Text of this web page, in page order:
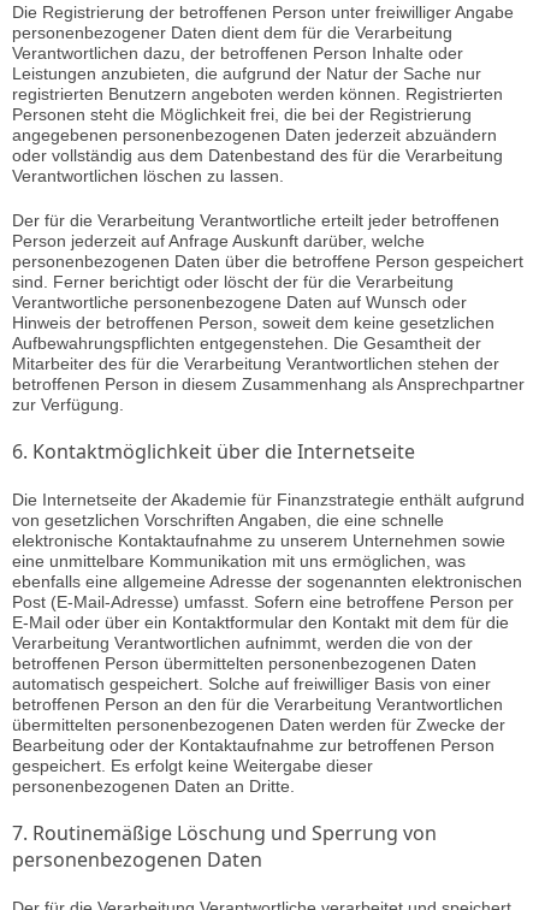
Die Registrierung der betroffenen Person unter freiwilliger Angabe
personenbezogener Daten dient dem für die Verarbeitung
Verantwortlichen dazu, der betroffenen Person Inhalte oder
Leistungen anzubieten, die aufgrund der Natur der Sache nur
registrierten Benutzern angeboten werden können. Registrierten
Personen steht die Möglichkeit frei, die bei der Registrierung
angegebenen personenbezogenen Daten jederzeit abzuändern
oder vollständig aus dem Datenbestand des für die Verarbeitung
Verantwortlichen löschen zu lassen.
Der für die Verarbeitung Verantwortliche erteilt jeder betroffenen
Person jederzeit auf Anfrage Auskunft darüber, welche
personenbezogenen Daten über die betroffene Person gespeichert
sind. Ferner berichtigt oder löscht der für die Verarbeitung
Verantwortliche personenbezogene Daten auf Wunsch oder
Hinweis der betroffenen Person, soweit dem keine gesetzlichen
Aufbewahrungspflichten entgegenstehen. Die Gesamtheit der
Mitarbeiter des für die Verarbeitung Verantwortlichen stehen der
betroffenen Person in diesem Zusammenhang als Ansprechpartner
zur Verfügung.
6. Kontaktmöglichkeit über die Internetseite
Die Internetseite der Akademie für Finanzstrategie enthält aufgrund
von gesetzlichen Vorschriften Angaben, die eine schnelle
elektronische Kontaktaufnahme zu unserem Unternehmen sowie
eine unmittelbare Kommunikation mit uns ermöglichen, was
ebenfalls eine allgemeine Adresse der sogenannten elektronischen
Post (E-Mail-Adresse) umfasst. Sofern eine betroffene Person per
E-Mail oder über ein Kontaktformular den Kontakt mit dem für die
Verarbeitung Verantwortlichen aufnimmt, werden die von der
betroffenen Person übermittelten personenbezogenen Daten
automatisch gespeichert. Solche auf freiwilliger Basis von einer
betroffenen Person an den für die Verarbeitung Verantwortlichen
übermittelten personenbezogenen Daten werden für Zwecke der
Bearbeitung oder der Kontaktaufnahme zur betroffenen Person
gespeichert. Es erfolgt keine Weitergabe dieser
personenbezogenen Daten an Dritte.
7. Routinemäßige Löschung und Sperrung von
personenbezogenen Daten